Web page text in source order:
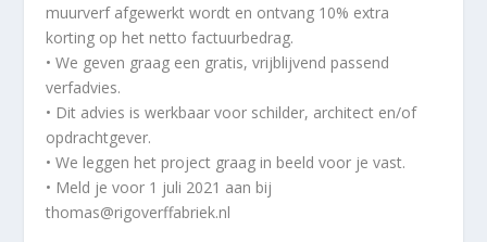
muurverf afgewerkt wordt en ontvang 10% extra
korting op het netto factuurbedrag.
• We geven graag een gratis, vrijblijvend passend
verfadvies.
• Dit advies is werkbaar voor schilder, architect en/of
opdrachtgever.
• We leggen het project graag in beeld voor je vast.
• Meld je voor 1 juli 2021 aan bij
thomas@rigoverffabriek.nl